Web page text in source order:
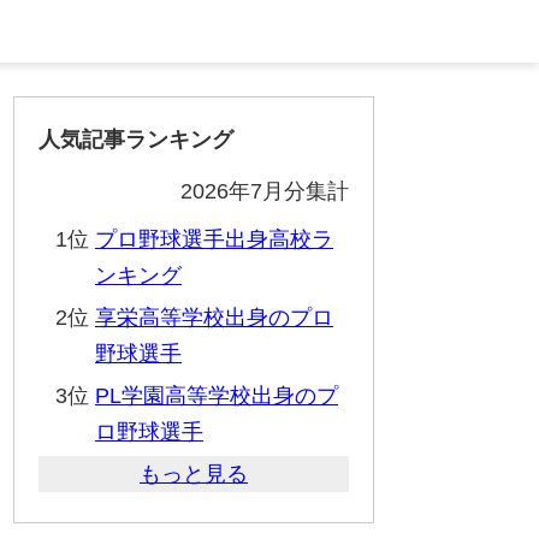
人気記事ランキング
2026年7月分集計
1位 プロ野球選手出身高校ラ
ンキング
2位 享栄高等学校出身のプロ
野球選手
3位 PL学園高等学校出身のプ
ロ野球選手
もっと見る